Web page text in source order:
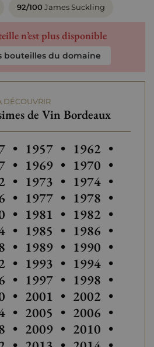
92/100 James Suckling
n’est plus disponible
bouteilles du domaine
DÉCOUVRIR
de Vin Bordeaux
de Vin Bordeaux
millésimes de Vin
• Autres millésimes de
1957 • 1962 •
• 1969 • 1970 •
• 1973 • 1974 •
• 1977 • 1978 •
• 1981 • 1982 •
• 1985 • 1986 •
• 1989 • 1990 •
• 1993 • 1994 •
• 1997 • 1998 •
• 2001 • 2002 •
• 2005 • 2006 •
• 2009 • 2010 •